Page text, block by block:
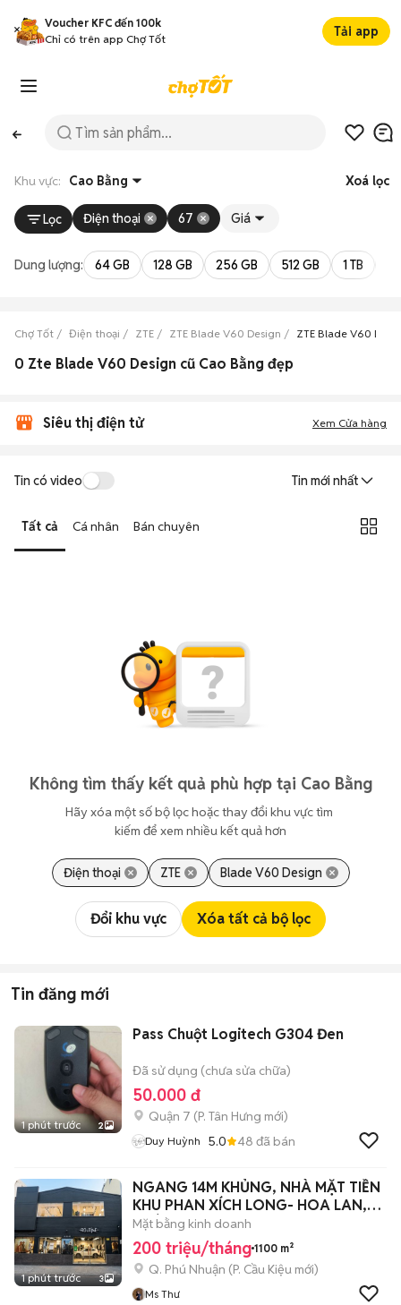
Voucher KFC đến 100k
Chỉ có trên app Chợ Tốt
Tải app
Khu vực: Cao Bằng Xoá lọc
Lọc Điện thoại 67 Giá
Dung lượng: 64 GB 128 GB 256 GB 512 GB 1 TB
Chợ Tốt Điện thoại ZTE ZTE Blade V60 Design ZTE Blade V60
0 Zte Blade V60 Design cũ Cao Bằng đẹp
Siêu thị điện tử Xem Cửa hàng
Tin có video Tin mới nhất
Tất cả Cá nhân Bán chuyên
Không tìm thấy kết quả phù hợp tại Cao Bằng
Hãy xóa một số bộ lọc hoặc thay đổi khu vực tìm
kiếm để xem nhiều kết quả hơn
Điện thoại ZTE Blade V60 Design
Đổi khu vực Xóa tất cả bộ lọc
Tin đăng mới
1 phút trước 2
Pass Chuột Logitech G304 Đen
Đã sử dụng (chưa sửa chữa)
50.000 đ
Quận 7 (P. Tân Hưng mới)
Duy Huỳnh 5.0 48 đã bán
1 phút trước 3
NGANG 14M KHỦNG, NHÀ MẶT TIỀN
KHU PHAN XÍCH LONG- HOA LAN,
PHÚ NHUẬN
Mặt bằng kinh doanh
200 triệu/tháng 1100 m²
Q. Phú Nhuận (P. Cầu Kiệu mới)
Ms Thư